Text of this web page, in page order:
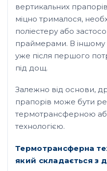
вертикальних
міцно трималося,
поліестеру або
праймерами. В іншому
уже після першого
під дощ.
Залежно від основи,
прапорів може бути
термотрансферною
технологією.
Термотрансферна
який складається з